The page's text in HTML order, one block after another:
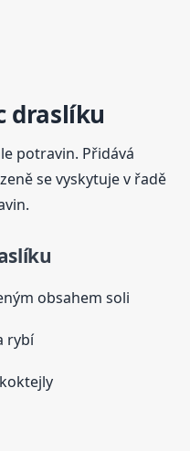
draslíku
potravin. Přidává
se vyskytuje v řadě
obsahem soli
rybí